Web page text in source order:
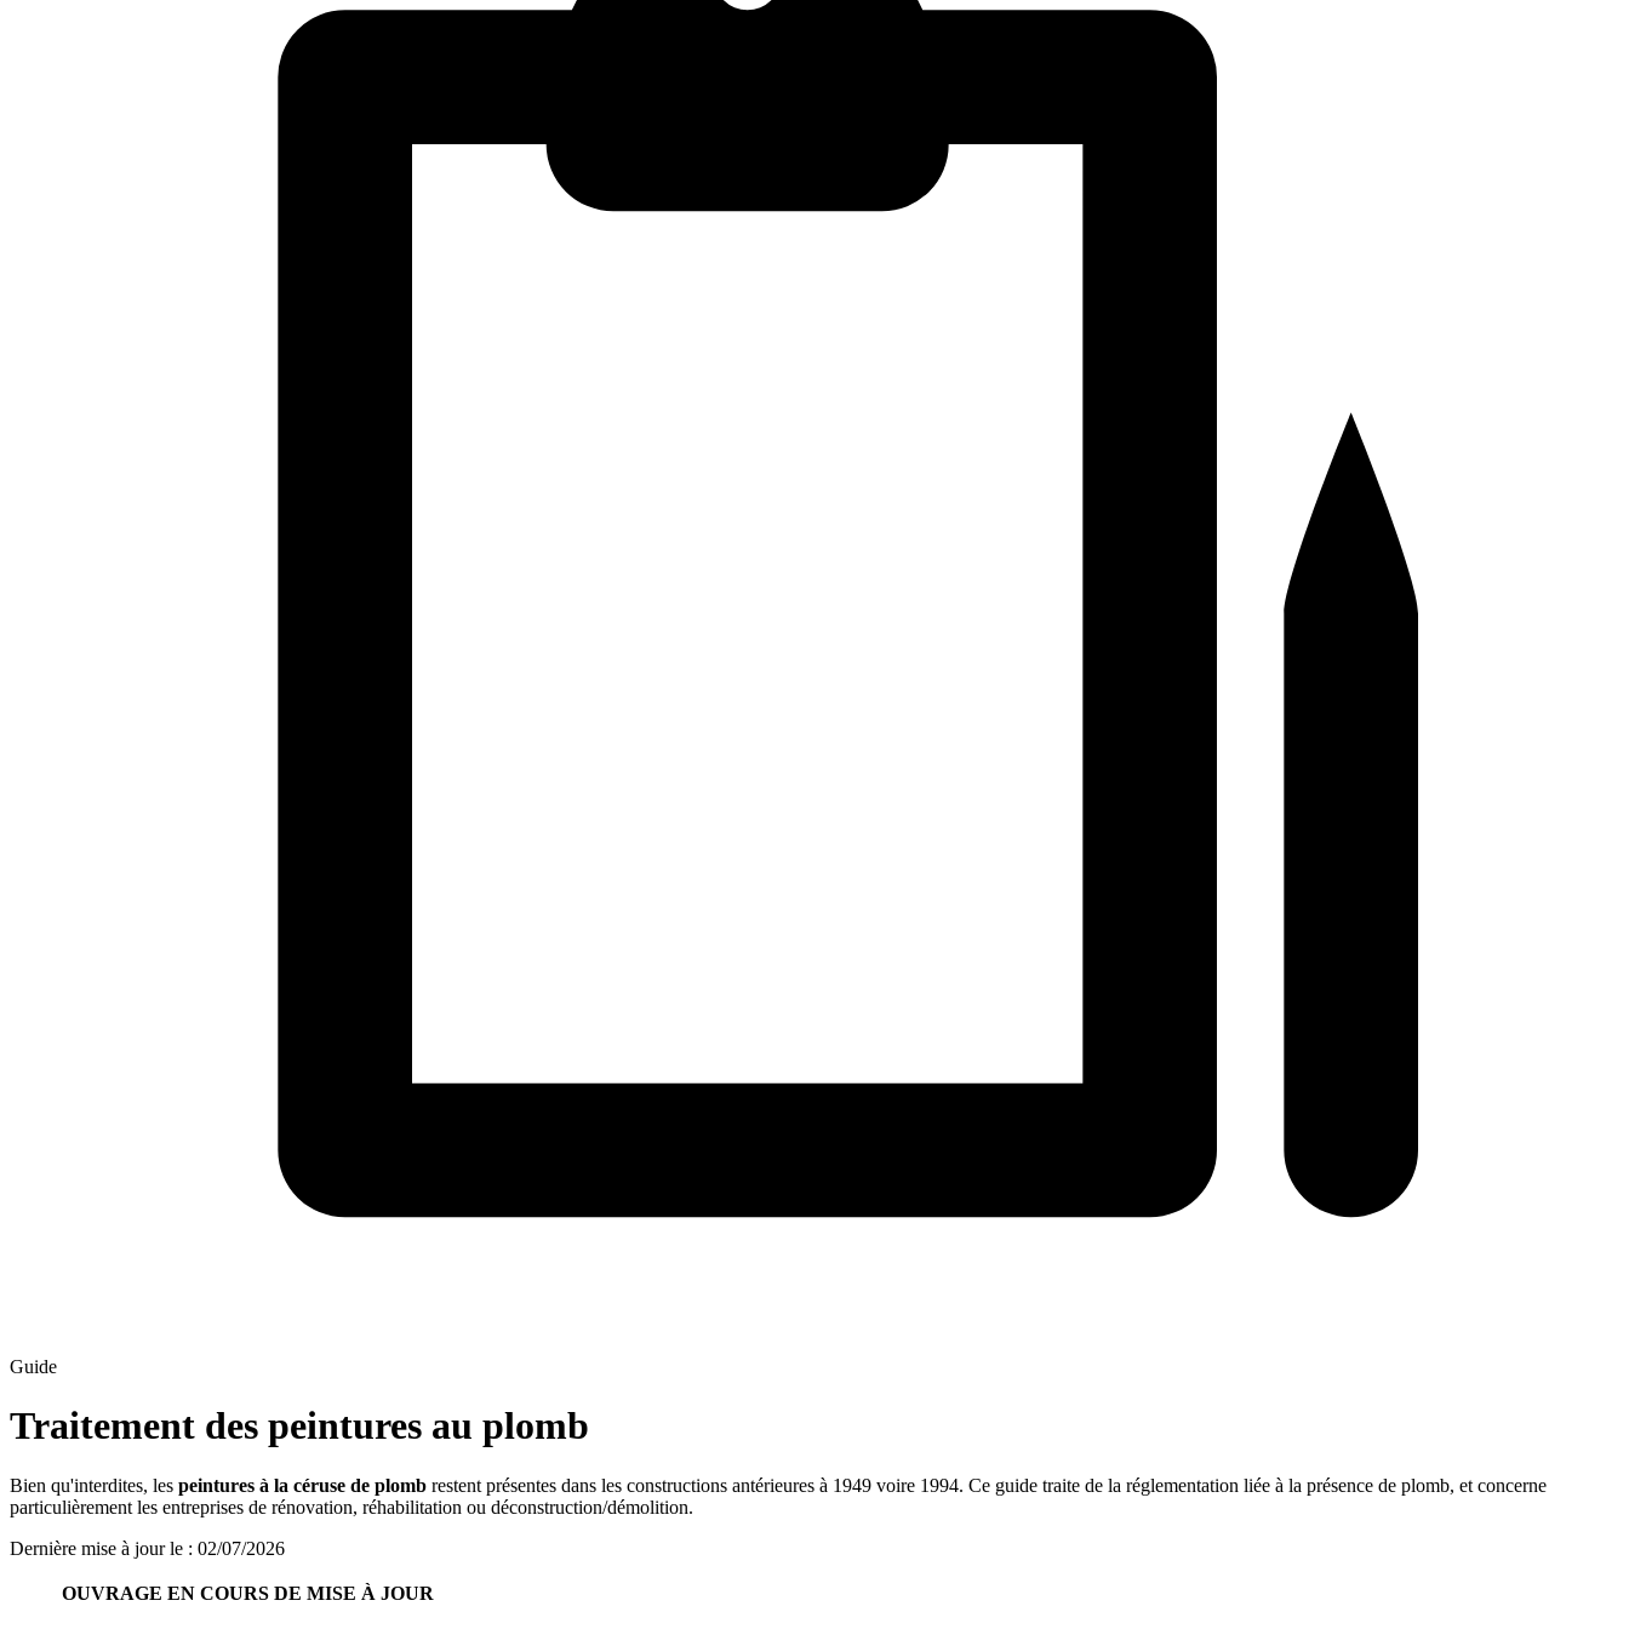
Guide
Traitement des peintures au plomb
Bien qu'interdites, les peintures à la céruse de plomb restent présentes dans les constructions antérieures à 1949 voire 1994. Ce guide traite de la réglementation liée à la présence de plomb, et concerne
particulièrement les entreprises de rénovation, réhabilitation ou déconstruction/démolition.
Dernière mise à jour le : 02/07/2026
OUVRAGE EN COURS DE MISE À JOUR